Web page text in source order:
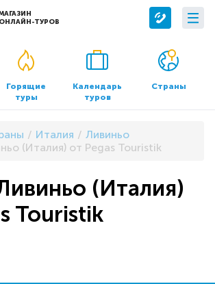
ОНЛАЙН-ТУРОВ
О компании
О нас
Контакты
Документы и реквизиты
Горящие
туры
Календарь
туров
Страны
Италия
Ливиньо
(Италия) от Pegas Touristik
(Италия)
Touristik